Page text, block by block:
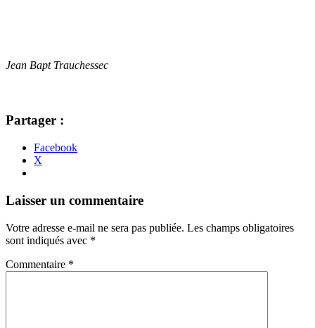
Jean Bapt Trauchessec
Partager :
Facebook
X
Navigation
articles
←
→
Laisser un commentaire
Votre adresse e-mail ne sera pas publiée. Les champs obligatoires
sont indiqués avec *
Commentaire *